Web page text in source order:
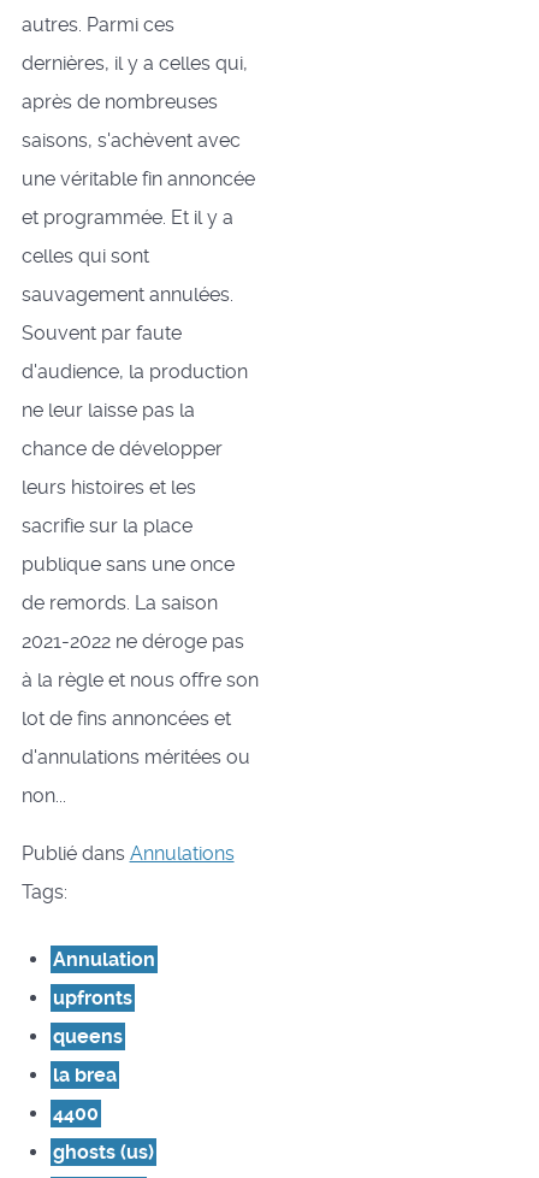
autres. Parmi ces
dernières, il y a celles qui,
après de nombreuses
saisons, s'achèvent avec
une véritable fin annoncée
et programmée. Et il y a
celles qui sont
sauvagement annulées.
Souvent par faute
d'audience, la production
ne leur laisse pas la
chance de développer
leurs histoires et les
sacrifie sur la place
publique sans une once
de remords. La saison
2021-2022 ne déroge pas
à la règle et nous offre son
lot de fins annoncées et
d'annulations méritées ou
non...
Publié dans Annulations
Tags:
Annulation
upfronts
queens
la brea
4400
ghosts (us)